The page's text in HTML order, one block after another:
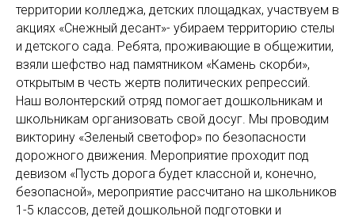
территории колледжа, детских площадках, участвуем в
акциях «Снежный десант»- убираем территорию стелы
и детского сада. Ребята, проживающие в общежитии,
взяли шефство над памятником «Камень скорби»,
открытым в честь жертв политических репрессий.
Наш волонтерский отряд помогает дошкольникам и
школьникам организовать свой досуг. Мы проводим
викторину «Зеленый светофор» по безопасности
дорожного движения. Мероприятие проходит под
девизом «Пусть дорога будет классной и, конечно,
безопасной», мероприятие рассчитано на школьников
1-5 классов, детей дошкольной подготовки и